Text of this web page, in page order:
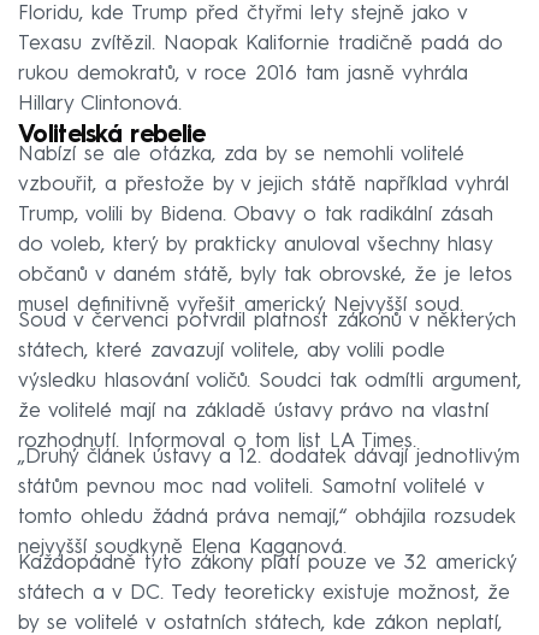
Floridu, kde Trump před čtyřmi lety stejně jako v
Texasu zvítězil. Naopak Kalifornie tradičně padá do
rukou demokratů, v roce 2016 tam jasně vyhrála
Hillary Clintonová.
Volitelská rebelie
Nabízí se ale otázka, zda by se nemohli volitelé
vzbouřit, a přestože by v jejich státě například vyhrál
Trump, volili by Bidena. Obavy o tak radikální zásah
do voleb, který by prakticky anuloval všechny hlasy
občanů v daném státě, byly tak obrovské, že je letos
musel definitivně vyřešit americký Nejvyšší soud.
Soud v červenci potvrdil platnost zákonů v některých
státech, které zavazují volitele, aby volili podle
výsledku hlasování voličů. Soudci tak odmítli argument,
že volitelé mají na základě ústavy právo na vlastní
rozhodnutí. Informoval o tom list LA Times.
„Druhý článek ústavy a 12. dodatek dávají jednotlivým
státům pevnou moc nad voliteli. Samotní volitelé v
tomto ohledu žádná práva nemají,“ obhájila rozsudek
nejvyšší soudkyně Elena Kaganová.
Každopádně tyto zákony platí pouze ve 32 americký
státech a v DC. Tedy teoreticky existuje možnost, že
by se volitelé v ostatních státech, kde zákon neplatí,